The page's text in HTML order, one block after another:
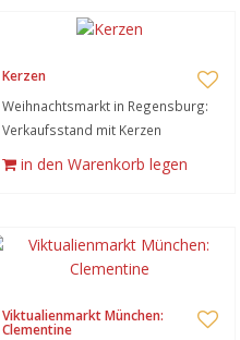
Kerzen
Weihnachtsmarkt in Regensburg:
Verkaufsstand mit Kerzen
in den Warenkorb legen
Viktualienmarkt München:
Clementine